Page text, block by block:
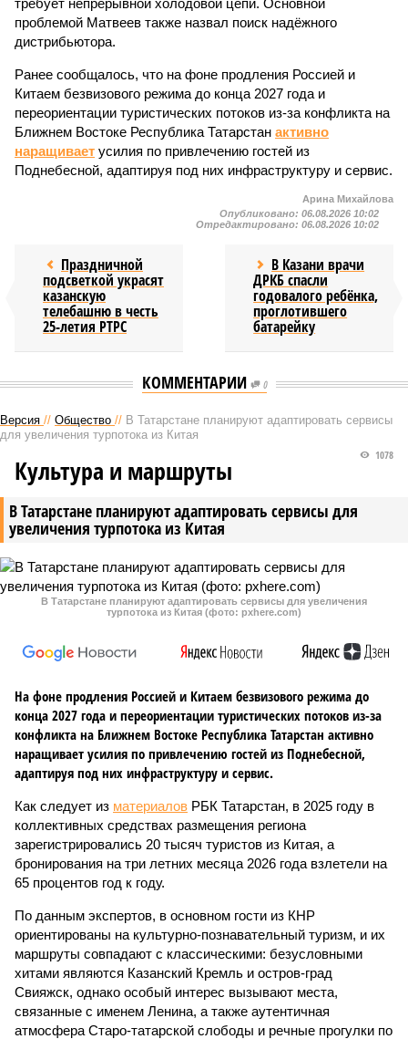
требует непрерывной холодовой цепи. Основной
проблемой Матвеев также назвал поиск надёжного
дистрибьютора.
Ранее сообщалось, что на фоне продления Россией и
Китаем безвизового режима до конца 2027 года и
переориентации туристических потоков из-за конфликта на
Ближнем Востоке Республика Татарстан активно
наращивает усилия по привлечению гостей из
Поднебесной, адаптируя под них инфраструктуру и сервис.
Арина Михайлова
Опубликовано: 06.08.2026 10:02
Отредактировано: 06.08.2026 10:02
Праздничной
подсветкой украсят
казанскую
телебашню в честь
25-летия РТРС
В Казани врачи
ДРКБ спасли
годовалого ребёнка,
проглотившего
батарейку
КОММЕНТАРИИ 0
Версия // Общество // В Татарстане планируют адаптировать сервисы
для увеличения турпотока из Китая
В Татарстане планируют адаптировать сервисы для
увеличения турпотока из Китая
1078
Культура и маршруты
В Татарстане планируют адаптировать сервисы для увеличения
турпотока из Китая (фото: pxhere.com)
На фоне продления Россией и Китаем безвизового режима до
конца 2027 года и переориентации туристических потоков из-за
конфликта на Ближнем Востоке Республика Татарстан активно
наращивает усилия по привлечению гостей из Поднебесной,
адаптируя под них инфраструктуру и сервис.
Как следует из материалов РБК Татарстан, в 2025 году в
коллективных средствах размещения региона
зарегистрировались 20 тысяч туристов из Китая, а
бронирования на три летних месяца 2026 года взлетели на
65 процентов год к году.
По данным экспертов, в основном гости из КНР
ориентированы на культурно-познавательный туризм, и их
маршруты совпадают с классическими: безусловными
хитами являются Казанский Кремль и остров-град
Свияжск, однако особый интерес вызывают места,
связанные с именем Ленина, а также аутентичная
атмосфера Старо-татарской слободы и речные прогулки по